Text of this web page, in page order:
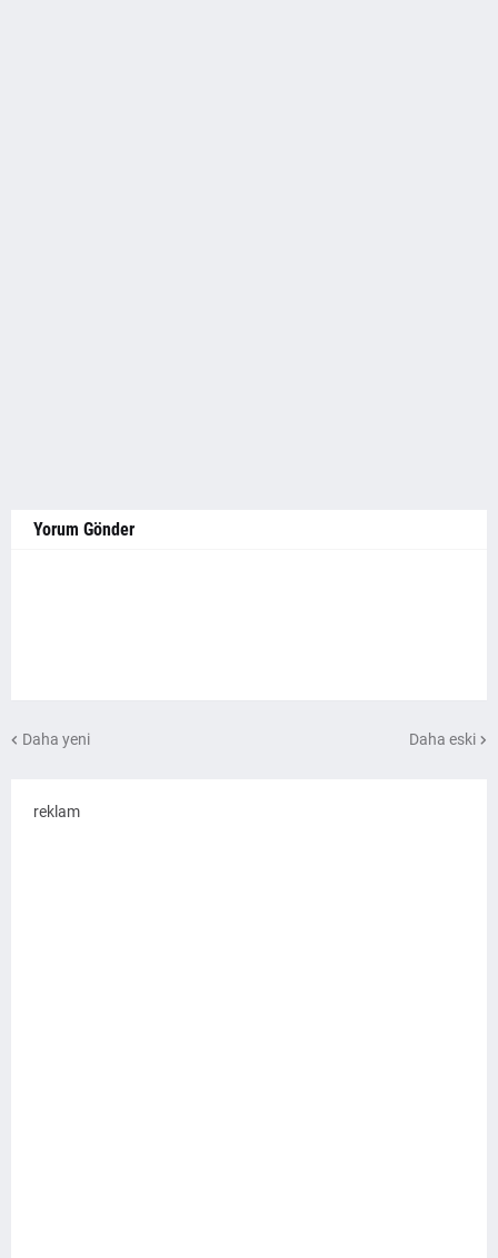
Yorum Gönder
Daha yeni Daha eski
reklam